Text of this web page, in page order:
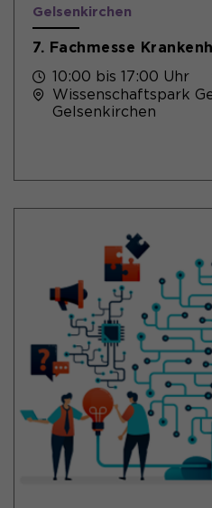
Gelsenkirchen
7. Fachmesse
10:00 bis 17:00 Uhr
Wissenschaftspark
Gelsenkirchen